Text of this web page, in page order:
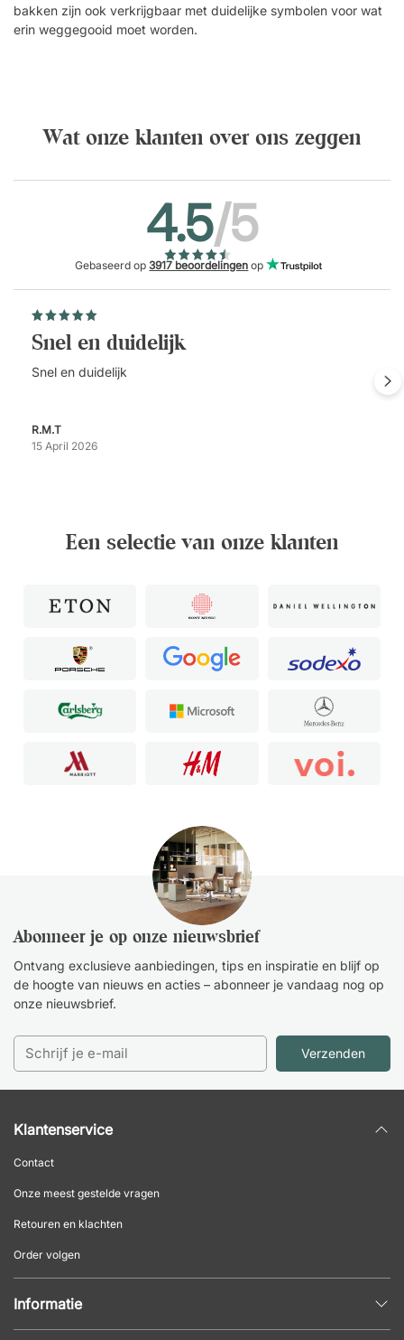
bakken zijn ook verkrijgbaar met duidelijke symbolen voor wat
erin weggegooid moet worden.
Wat onze klanten over ons zeggen
4.5/5
Gebaseerd op3917 beoordelingen op
Snel en duidelijk
Snel en duidelijk
R.M.T
15 April 2026
Een selectie van onze klanten
Abonneer je op onze nieuwsbrief
Ontvang exclusieve aanbiedingen, tips en inspiratie en blijf op
de hoogte van nieuws en acties – abonneer je vandaag nog op
onze nieuwsbrief.
Verzenden
Klantenservice
Contact
Onze meest gestelde vragen
Retouren en klachten
Order volgen
Informatie